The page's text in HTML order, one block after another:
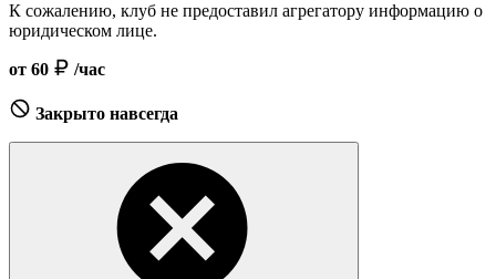
К сожалению, клуб не предоставил агрегатору информацию о
юридическом лице.
от 60 /час
Закрыто навсегда